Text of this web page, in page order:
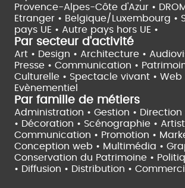
Provence-Alpes-Côte d'Azur •
Etranger • Belgique/Luxembourg •
pays UE • Autre pays hors UE •
Par secteur d'activité
Art • Design • Architecture •
Presse • Communication •
Culturelle • Spectacle vivant • Web
Evènementiel
Par famille de métiers
Administration • Gestion • Direction
• Décoration • Scénographie •
Communication • Promotion •
Conception web • Multimédia •
Conservation du Patrimoine •
• Diffusion • Distribution •